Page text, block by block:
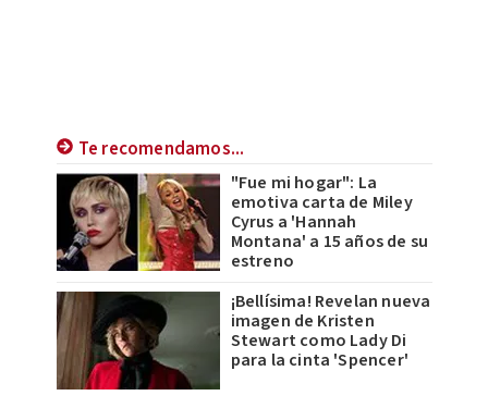
Te recomendamos...
"Fue mi hogar": La
emotiva carta de Miley
Cyrus a 'Hannah
Montana' a 15 años de su
estreno
¡Bellísima! Revelan nueva
imagen de Kristen
Stewart como Lady Di
para la cinta 'Spencer'